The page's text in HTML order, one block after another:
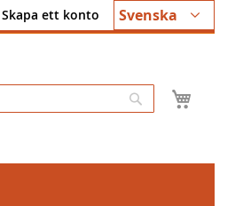
Språk
Svenska
Skapa ett konto
Sök